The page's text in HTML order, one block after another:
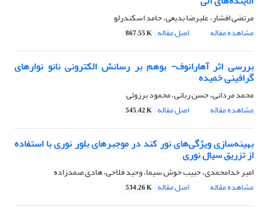
مرتضی افشار، علیرضا بدیعی، حامد اسکندرلو
مشاهده مقاله
اصل مقاله 867.55 K
بررسی اثر آهارانوف- بوهم بر رسانش الکترونی نانو نوارهای
گرافینی خمیده
محمد مردانی، حسن ربانی، محمود برزوئی
مشاهده مقاله
اصل مقاله 545.42 K
بهینه‌سازی ویژگی‌های نور کند در موجبرهای بلور نوری با استفاده
از تزریق سیال نوری
امیر خدامحمدی، حبیب خوش سیما، وحید فلاحی، هادی صمدزاده
مشاهده مقاله
اصل مقاله 534.26 K